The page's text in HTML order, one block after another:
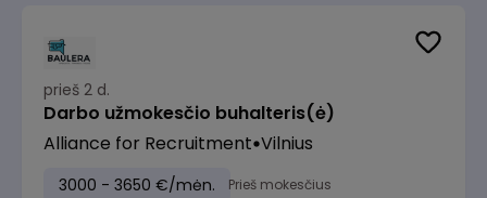
prieš 2 d.
Darbo užmokesčio buhalteris(ė)
Alliance for Recruitment Vilnius
3000 - 3650 €/mėn. Prieš mokesčius